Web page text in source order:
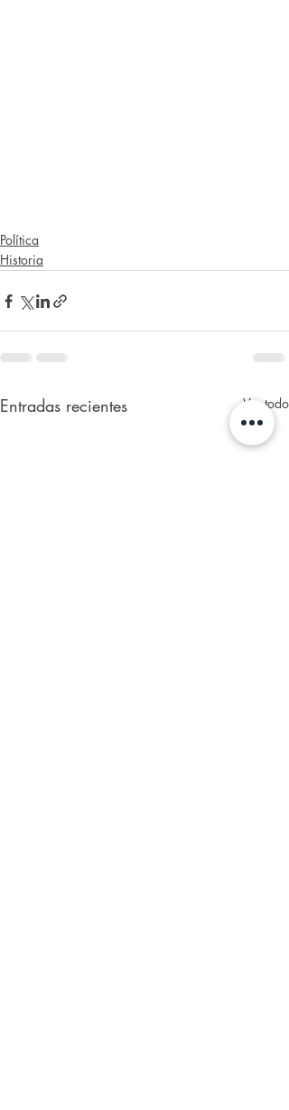
Política
Historia
Entradas recientes Ver todo